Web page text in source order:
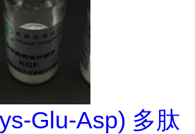
Glu-Asp) 多肽